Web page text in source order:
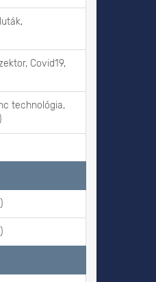
Covid19,
technológia,